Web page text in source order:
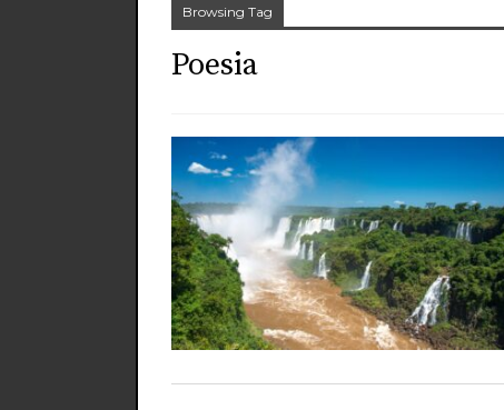
Browsing Tag
Poesia